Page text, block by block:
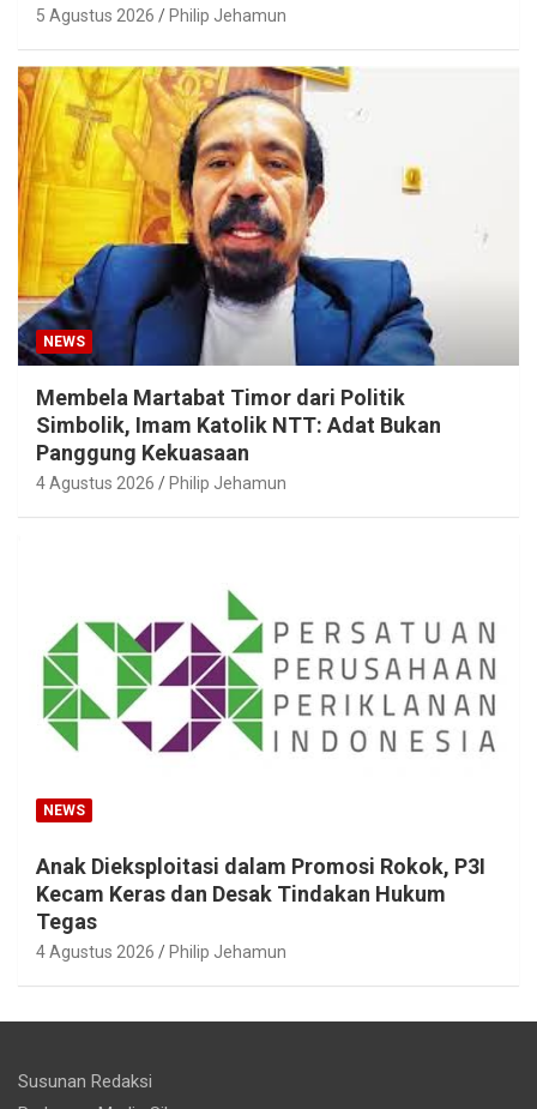
5 Agustus 2026 Philip Jehamun
NEWS
Membela Martabat Timor dari Politik
Simbolik, Imam Katolik NTT: Adat Bukan
Panggung Kekuasaan
4 Agustus 2026 Philip Jehamun
NEWS
Anak Dieksploitasi dalam Promosi Rokok, P3I
Kecam Keras dan Desak Tindakan Hukum
Tegas
4 Agustus 2026 Philip Jehamun
Susunan Redaksi